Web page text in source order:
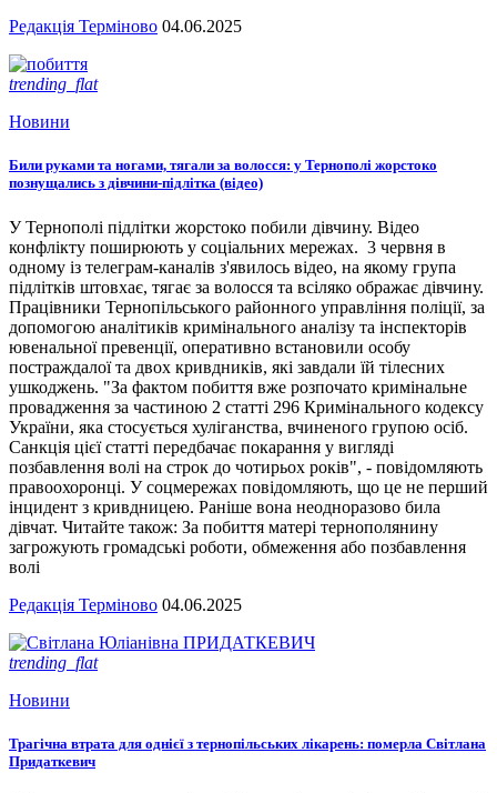
Редакція Терміново 04.06.2025
trending_flat
Новини
Били руками та ногами, тягали за волосся: у Тернополі жорстоко
познущались з дівчини-підлітка (відео)
У Тернополі підлітки жорстоко побили дівчину. Відео
конфлікту поширюють у соціальних мережах. 3 червня в
одному із телеграм-каналів з'явилось відео, на якому група
підлітків штовхає, тягає за волосся та всіляко ображає дівчину.
Працівники Тернопільського районного управління поліції, за
допомогою аналітиків кримінального аналізу та інспекторів
ювенальної превенції, оперативно встановили особу
постраждалої та двох кривдників, які завдали їй тілесних
ушкоджень. "За фактом побиття вже розпочато кримінальне
провадження за частиною 2 статті 296 Кримінального кодексу
України, яка стосується хуліганства, вчиненого групою осіб.
Санкція цієї статті передбачає покарання у вигляді
позбавлення волі на строк до чотирьох років", - повідомляють
правоохоронці. У соцмережах повідомляють, що це не перший
інцидент з кривдницею. Раніше вона неодноразово била
дівчат. Читайте також: За побиття матері тернополянину
загрожують громадські роботи, обмеження або позбавлення
волі
Редакція Терміново 04.06.2025
trending_flat
Новини
Трагічна втрата для однієї з тернопільських лікарень: померла Світлана
Придаткевич